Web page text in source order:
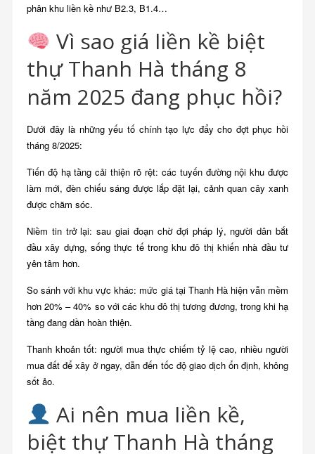
phân khu liền kề như B2.3, B1.4…
Vì sao giá liền kề biệt
thự Thanh Hà tháng 8
năm 2025 đang phục hồi?
Dưới đây là những yếu tố chính tạo lực đẩy cho đợt phục hồi
tháng 8/2025:
Tiến độ hạ tầng cải thiện rõ rệt: các tuyến đường nội khu được
làm mới, đèn chiếu sáng được lắp đặt lại, cảnh quan cây xanh
được chăm sóc.
Niềm tin trở lại: sau giai đoạn chờ đợi pháp lý, người dân bắt
đầu xây dựng, sống thực tế trong khu đô thị khiến nhà đầu tư
yên tâm hơn.
So sánh với khu vực khác: mức giá tại Thanh Hà hiện vẫn mềm
hơn 20% – 40% so với các khu đô thị tương đương, trong khi hạ
tầng đang dần hoàn thiện.
Thanh khoản tốt: người mua thực chiếm tỷ lệ cao, nhiều người
mua đất để xây ở ngay, dẫn đến tốc độ giao dịch ổn định, không
sốt ảo.
Ai nên mua liền kề,
biệt thự Thanh Hà tháng